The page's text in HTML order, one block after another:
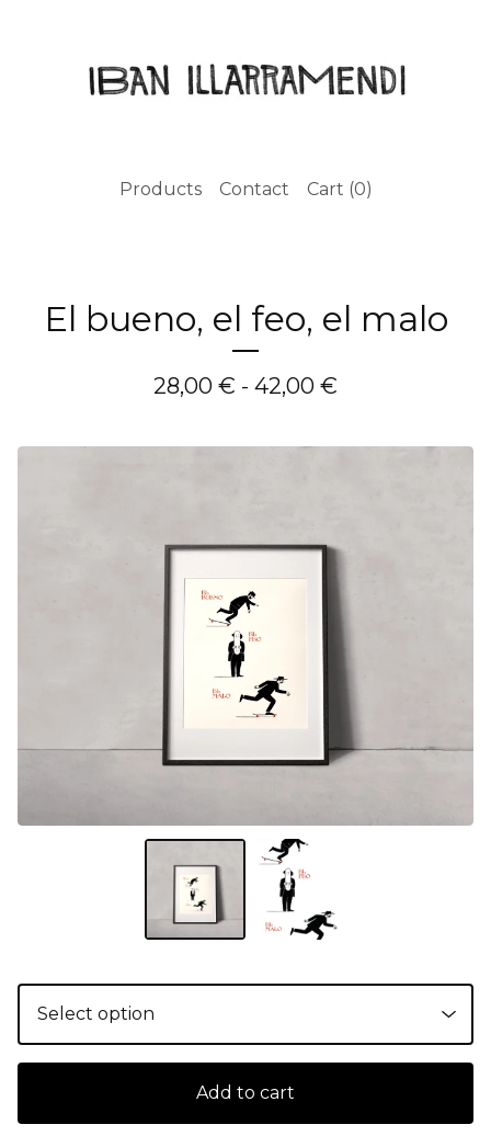
Products Contact Cart (0)
El bueno, el feo, el malo
28,00 € - 42,00 €
Add to cart